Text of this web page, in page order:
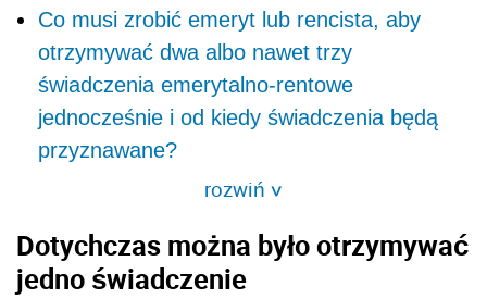
Co musi zrobić emeryt lub rencista, aby
otrzymywać dwa albo nawet trzy
świadczenia emerytalno-rentowe
jednocześnie i od kiedy świadczenia będą
przyznawane?
rozwiń>
Dotychczas można było otrzymywać
jedno świadczenie